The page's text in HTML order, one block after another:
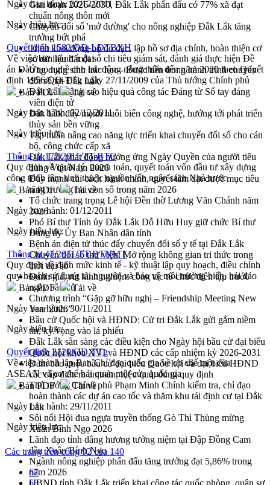
Giai đoạn 2026-2030, Đắk Lắk phấn đấu có 77% xã đạt
chuẩn nông thôn mới
Chuyển đổi số 'mở đường' cho nông nghiệp Đắk Lắk tăng
trưởng bứt phá
Triển khai đồng bộ đo đạc, lập hồ sơ địa chính, hoàn thiện cơ
sở dữ liệu đất đai
Ứng dụng sinh trắc học - Bước tiến trong hành trình chuyển
đổi số tại Đắk Lắk
Đắk Lắk nâng cao hiệu quả công tác Đảng từ Sổ tay đảng
viên điện tử
Đắk Lắk đẩy mạnh nuôi biển công nghệ, hướng tới phát triển
thủy sản bền vững
Tập huấn nâng cao năng lực triển khai chuyển đổi số cho cán
bộ, công chức cấp xã
Đắk Lắk phát động hưởng ứng Ngày Quyền của người tiêu
dùng Việt Nam 2026
Đẩy mạnh cải cách hành chính, quyết tâm đạt được mục tiêu
tăng trưởng hai con số trong năm 2026
Tổ chức trang trọng Lễ hội Đền thờ Lương Văn Chánh năm
2026
Phó Bí thư Tỉnh ủy Đắk Lắk Đỗ Hữu Huy giữ chức Bí thư
Đảng ủy Ủy Ban Nhân dân tỉnh
Bệnh án điện tử thúc đẩy chuyển đổi số y tế tại Đắk Lắk
Chuyển đổi số thư viện: Mở rộng không gian tri thức trong
thời đại số
Đánh giá, rút kinh nghiệm công tác tổ chức diễn tập trước
ngày bầu cử
Chương trình “Gặp gỡ hữu nghị – Friendship Meeting New
Year 2026”
Bầu cử Quốc hội và HĐND: Cử tri Đắk Lắk gửi gắm niềm
tin, kỳ vọng vào lá phiếu
Đắk Lắk sẵn sàng các điều kiện cho Ngày hội bầu cử đại biểu
Quốc hội khóa XVI và HĐND các cấp nhiệm kỳ 2026-2031
Đảm bảo cuộc bầu cử đại biểu Quốc hội và đại biểu HĐND
các cấp diễn ra an toàn, hiệu quả, đúng quy định
Thủ tướng Chính phủ Phạm Minh Chính kiểm tra, chỉ đạo
hoàn thành các dự án cao tốc và thăm khu tái định cư tại Đắk
Lắk
Sôi nổi Hội đua ngựa truyền thống Gò Thì Thùng mừng
Xuân Bính Ngọ 2026
Lãnh đạo tỉnh dâng hương tưởng niệm tại Đập Đồng Cam
đầu Xuân Bính Ngọ
Ngành nông nghiệp phấn đấu tăng trưởng đạt 5,86% trong
năm 2026
Ngày ban hành: 02/12/2011
Ngày hiệu lực:
Quyết định 1582/QĐ-LĐTBXH
Về việc ban hành một số chi tiêu giám sát, đánh giá thực hiện Đề
án Đào tạo nghề cho lao động nông thôn đến năm 2020 theo Quyết
định 1956/QĐ-TTg ngày 27/11/2009 của Thủ tướng Chính phủ
Bản PDF
Tải về
Ngày ban hành:02/12/2011
Ngày hiệu lực:
Thông tư 172/2011/TT-BTC
Quy định về quản lý, thanh toán, quyết toán vốn đầu tư xây dựng
công trình lâm sinh thuộc nguồn vốn ngân sách Nhà nước
Bản PDF
Tải về
Ngày ban hành: 01/12/2011
Ngày hiệu lực:
Thông tư 41/2011/TT-BTNMT
Quy định về định mức kinh tế - kỹ thuật lập quy hoạch, điều chỉnh
quy hoạch sử dụng tài nguyên và bảo vệ môi trường biển, hải đảo
Bản PDF
Tải về
Ngày ban hành:30/11/2011
Ngày hiệu lực:
Quyết định 2120/QĐ-TTg
Về việc thành lập Ban Chỉ đạo quốc gia về cơ chế một cửa
ASEAN và cơ chế hải quan một cửa quốc gia
Bản PDF
Tải về
Ngày ban hành: 29/11/2011
Ngày hiệu lực:
Các trang trên cổng 92 của 140
67